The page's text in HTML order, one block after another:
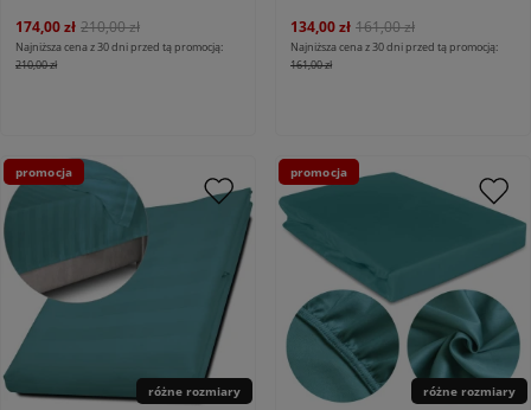
174,00 zł 210,00 zł
Najniższa cena z 30 dni przed tą promocją:
210,00 zł
134,00 zł 161,00 zł
Najniższa cena z 30 dni przed tą promocją:
161,00 zł
różne rozmiary
promocja
różne rozmiary
promocja